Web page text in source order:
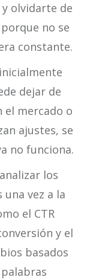
olvidarte de
no se
constante.
dejar de
el mercado o
ajustes, se
no funciona.
los
vez a la
el CTR
y el
basados